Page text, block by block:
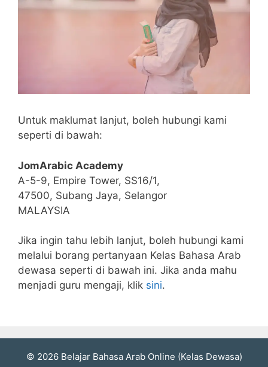
Untuk maklumat lanjut, boleh hubungi kami
seperti di bawah:
JomArabic Academy
A-5-9, Empire Tower, SS16/1,
47500, Subang Jaya, Selangor
MALAYSIA
Jika ingin tahu lebih lanjut, boleh hubungi kami
melalui borang pertanyaan Kelas Bahasa Arab
dewasa seperti di bawah ini. Jika anda mahu
menjadi guru mengaji, klik sini.
© 2026 Belajar Bahasa Arab Online (Kelas Dewasa)